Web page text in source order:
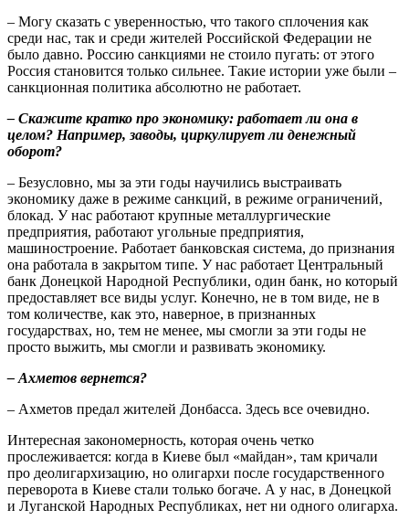
– Могу сказать с уверенностью, что такого сплочения как
среди нас, так и среди жителей Российской Федерации не
было давно. Россию санкциями не стоило пугать: от этого
Россия становится только сильнее. Такие истории уже были –
санкционная политика абсолютно не работает.
– Скажите кратко про экономику: работает ли она в
целом? Например, заводы, циркулирует ли денежный
оборот?
– Безусловно, мы за эти годы научились выстраивать
экономику даже в режиме санкций, в режиме ограничений,
блокад. У нас работают крупные металлургические
предприятия, работают угольные предприятия,
машиностроение. Работает банковская система, до признания
она работала в закрытом типе. У нас работает Центральный
банк Донецкой Народной Республики, один банк, но который
предоставляет все виды услуг. Конечно, не в том виде, не в
том количестве, как это, наверное, в признанных
государствах, но, тем не менее, мы смогли за эти годы не
просто выжить, мы смогли и развивать экономику.
– Ахметов вернется?
– Ахметов предал жителей Донбасса. Здесь все очевидно.
Интересная закономерность, которая очень четко
прослеживается: когда в Киеве был «майдан», там кричали
про деолигархизацию, но олигархи после государственного
переворота в Киеве стали только богаче. А у нас, в Донецкой
и Луганской Народных Республиках, нет ни одного олигарха.